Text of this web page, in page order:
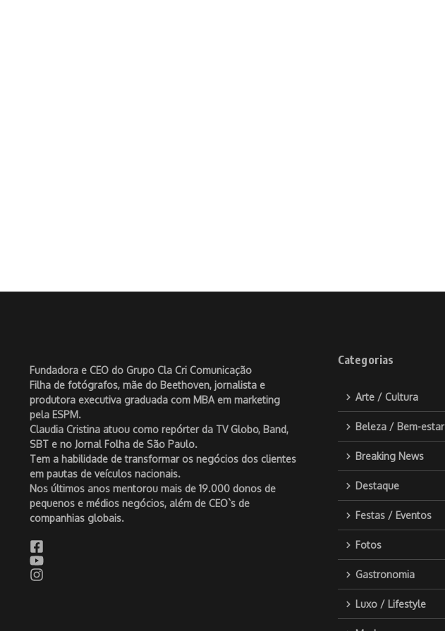
Fundadora e CEO do Grupo Cla Cri Comunicação
Filha de fotógrafos, mãe do Beethoven, jornalista e
produtora executiva graduada com MBA em marketing
pela ESPM.
Claudia Cristina atuou como repórter da TV Globo, Band,
SBT e no Jornal Folha de São Paulo.
Tem a habilidade de transformar os negócios dos clientes
em pautas de veículos nacionais.
Nos últimos anos mentorou mais de 19.000 donos de
pequenos e médios negócios, além de CEO`s de
companhias globais.
Categorias
Arte / Cultura
Beleza / Bem-estar
Breaking News
Destaque
Festas / Eventos
Fotos
Gastronomia
Luxo / Lifestyle